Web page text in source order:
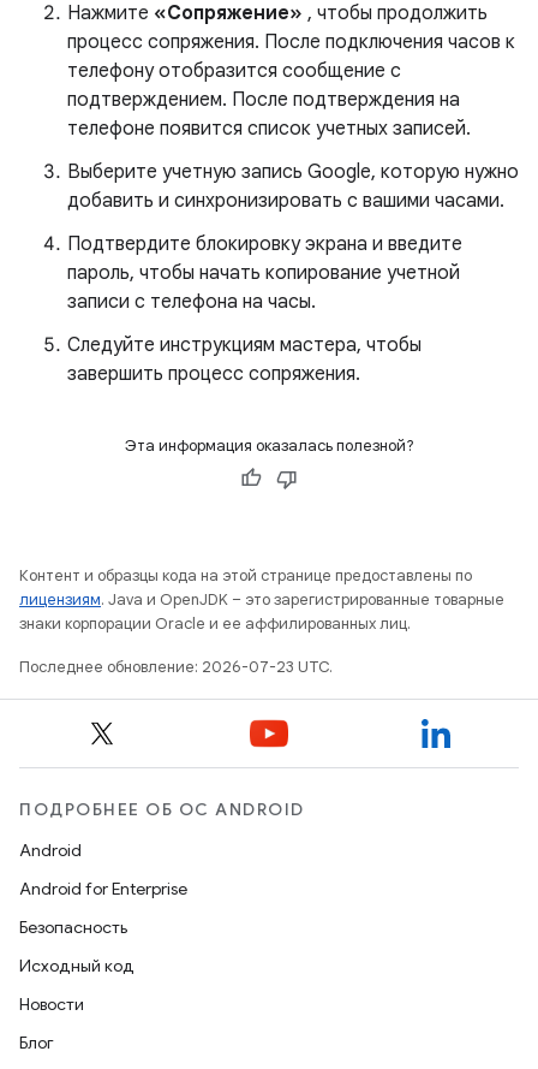
Нажмите «Сопряжение» , чтобы продолжить
процесс сопряжения. После подключения часов к
телефону отобразится сообщение с
подтверждением. После подтверждения на
телефоне появится список учетных записей.
Выберите учетную запись Google, которую нужно
добавить и синхронизировать с вашими часами.
Подтвердите блокировку экрана и введите
пароль, чтобы начать копирование учетной
записи с телефона на часы.
Следуйте инструкциям мастера, чтобы
завершить процесс сопряжения.
Эта информация оказалась полезной?
Контент и образцы кода на этой странице предоставлены по
лицензиям. Java и OpenJDK – это зарегистрированные товарные
знаки корпорации Oracle и ее аффилированных лиц.
Последнее обновление: 2026-07-23 UTC.
ПОДРОБНЕЕ ОБ ОС ANDROID
Android
Android for Enterprise
Безопасность
Исходный код
Новости
Блог